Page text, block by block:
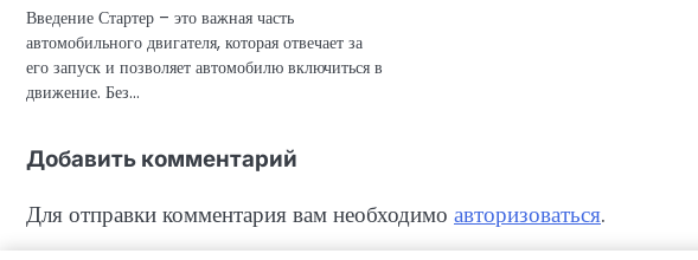
Введение Стартер – это важная часть
автомобильного двигателя, которая отвечает за
его запуск и позволяет автомобилю включиться в
движение. Без…
Добавить комментарий
Для отправки комментария вам необходимо авторизоваться.